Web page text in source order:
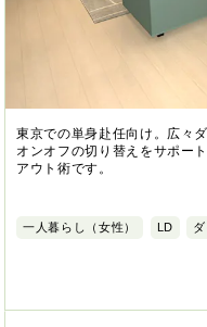
東京での単身赴任向け。広々
オンオフの切り替えをサポー
アウト術です。
一人暮らし（女性） LD